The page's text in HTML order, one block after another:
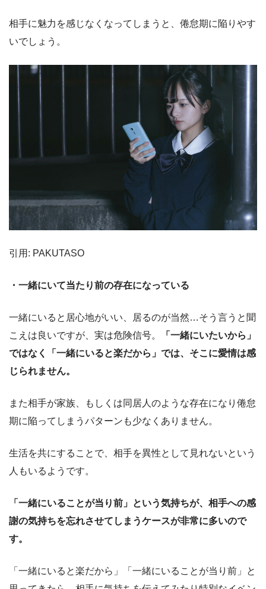
相手に魅力を感じなくなってしまうと、倦怠期に陥りやす
いでしょう。
引用: PAKUTASO
・一緒にいて当たり前の存在になっている
一緒にいると居心地がいい、居るのが当然…そう言うと聞
こえは良いですが、実は危険信号。
「一緒にいたいから」
ではなく「一緒にいると楽だから」では、そこに愛情は感
じられません。
また相手が家族、もしくは同居人のような存在になり倦怠
期に陥ってしまうパターンも少なくありません。
生活を共にすることで、相手を異性として見れないという
人もいるようです。
「一緒にいることが当り前」という気持ちが、相手への感
謝の気持ちを忘れさせてしまうケースが非常に多いので
す。
「一緒にいると楽だから」「一緒にいることが当り前」と